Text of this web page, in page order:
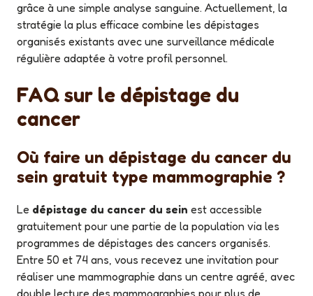
grâce à une simple analyse sanguine. Actuellement, la
stratégie la plus efficace combine les dépistages
organisés existants avec une surveillance médicale
régulière adaptée à votre profil personnel.
FAQ sur le dépistage du
cancer
Où faire un dépistage du cancer du
sein gratuit type mammographie ?
Le dépistage du cancer du sein est accessible
gratuitement pour une partie de la population via les
programmes de dépistages des cancers organisés.
Entre 50 et 74 ans, vous recevez une invitation pour
réaliser une mammographie dans un centre agréé, avec
double lecture des mammographies pour plus de